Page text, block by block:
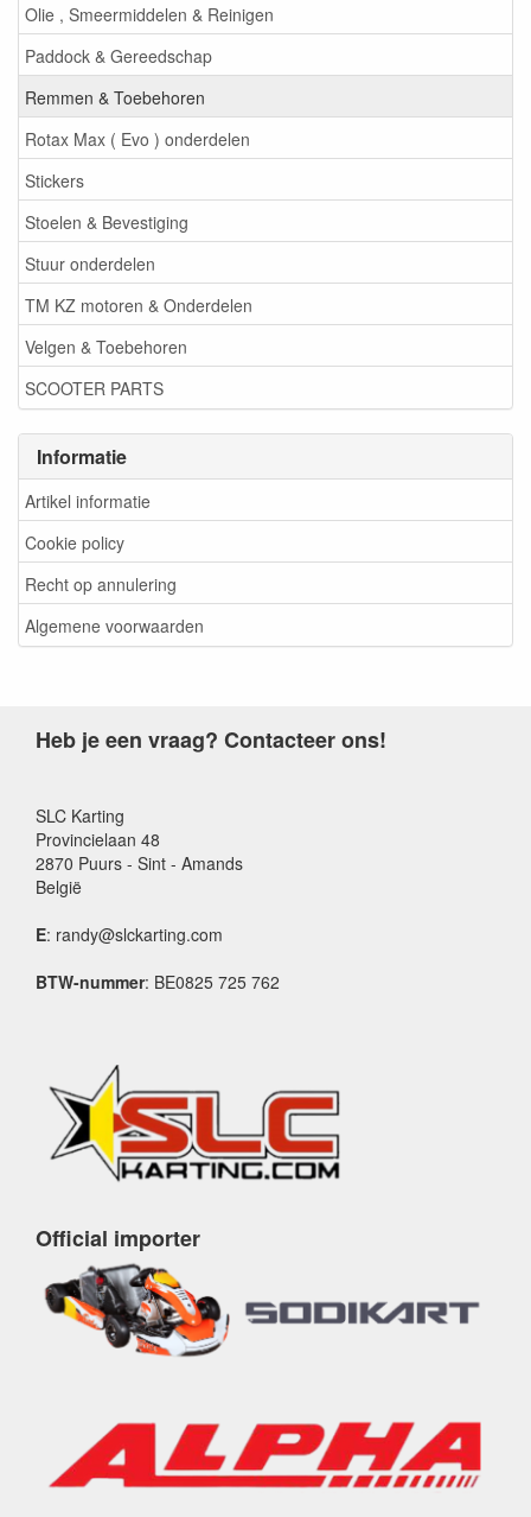
Olie , Smeermiddelen & Reinigen
Paddock & Gereedschap
Remmen & Toebehoren
Rotax Max ( Evo ) onderdelen
Stickers
Stoelen & Bevestiging
Stuur onderdelen
TM KZ motoren & Onderdelen
Velgen & Toebehoren
SCOOTER PARTS
Informatie
Artikel informatie
Cookie policy
Recht op annulering
Algemene voorwaarden
Heb je een vraag? Contacteer ons!
SLC Karting
Provincielaan 48
2870 Puurs - Sint - Amands
België
E: randy@slckarting.com
BTW-nummer: BE0825 725 762
Official importer